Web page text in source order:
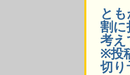
と
割に
考え
※投
切り